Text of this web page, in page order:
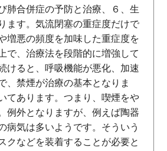
肺合併症の予防と治療、６、生
ます。気流閉塞の重症度だけで
増悪の頻度を加味した重症度を
で、治療法を段階的に増強して
けると、呼吸機能が悪化、加速
、禁煙が治療の基本となりま
てあります。つまり、喫煙をや
例外となりますが、例えば陶器
病気は多いようです。そういう
クなどを装着することが必要と